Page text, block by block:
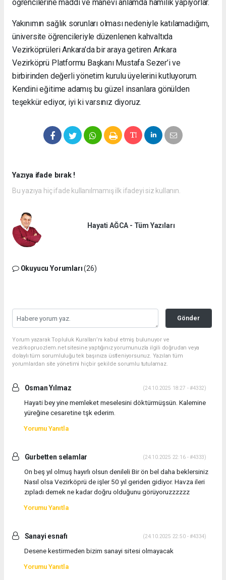
öğrencilerine maddi ve manevi anlamda hamilik yapıyorlar.
Yakınımın sağlık sorunları olması nedeniyle katılamadığım,
üniversite öğrencileriyle düzenlenen kahvaltıda
Vezirköprüleri Ankara’da bir araya getiren Ankara
Vezirköprü Platformu Başkanı Mustafa Sezer’i ve
birbirinden değerli yönetim kurulu üyelerini kutluyorum.
Kendini eğitime adamış bu güzel insanlara gönülden
teşekkür ediyor, iyi ki varsınız diyoruz.
Yazıya ifade bırak !
Bu yazıya hiç ifade kullanılmamış ilk ifadeyi siz kullanın.
Hayati AĞCA - Tüm Yazıları
Okuyucu Yorumları(26)
Gönder
Yorum yazarak Topluluk Kuralları’nı kabul etmiş bulunuyor ve
vezirkopruozlem.net sitesine yaptığınız yorumunuzla ilgili doğrudan veya
dolaylı tüm sorumluluğu tek başınıza üstleniyorsunuz. Yazılan tüm
yorumlardan site yönetimi hiçbir şekilde sorumlu tutulamaz.
Osman Yılmaz (24.10.2025 18:27 - #4332)
Hayati bey yine memleket meselesini döktürmüşsün. Kalemine
yüreğine cesaretine tşk ederim.
Yorumu Yanıtla
Gurbetten selamlar (24.10.2025 22:16 - #4333)
On beş yıl olmuş hayırlı olsun denileli Bir ön bel daha beklersiniz
Nasıl olsa Vezirköprü de işler 50 yıl geriden gidiyor. Havza ileri
zıpladı demek ne kadar doğru olduğunu görüyoruzzzzzz
Yorumu Yanıtla
Sanayi esnafı (24.10.2025 22:50 - #4334)
Desene kestirmeden bizim sanayi sitesi olmayacak
Yorumu Yanıtla